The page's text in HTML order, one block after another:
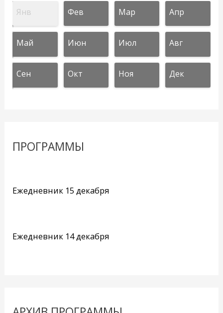
Янв Фев Мар Апр
Май Июн Июл Авг
Сен Окт Ноя Дек
ПРОГРАММЫ
Ежедневник 15 декабря
Ежедневник 14 декабря